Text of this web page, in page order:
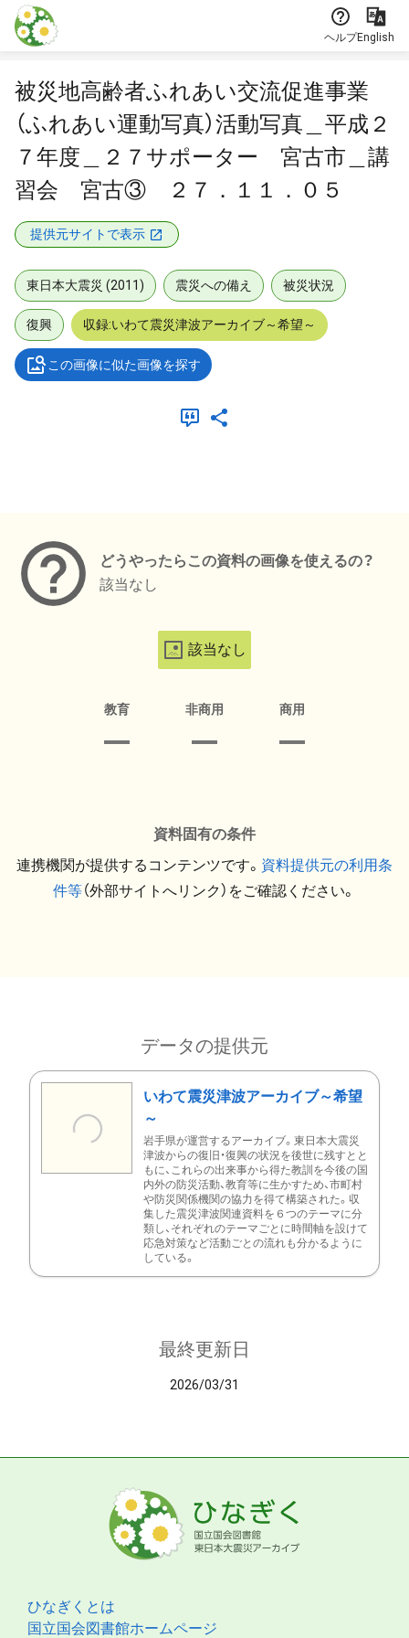
本文に飛ぶ
ヘルプEnglish
被災地高齢者ふれあい交流促進事業
（ふれあい運動写真）活動写真＿平成２
７年度＿２７サポーター 宮古市＿講
習会 宮古③ ２７．１１．０５
提供元サイトで表示
東日本大震災 (2011) 震災への備え 被災状況
復興 収録:いわて震災津波アーカイブ～希望～
この画像に似た画像を探す
どうやったらこの資料の画像を使えるの？
該当なし
該当なし
教育 非商用 商用
資料固有の条件
連携機関が提供するコンテンツです。 資料提供元の利用条
件等（外部サイトへリンク）をご確認ください。
データの提供元
いわて震災津波アーカイブ～希望
～
岩手県が運営するアーカイブ。東日本大震災
津波からの復旧・復興の状況を後世に残すとと
もに、これらの出来事から得た教訓を今後の国
内外の防災活動、教育等に生かすため、市町村
や防災関係機関の協力を得て構築された。収
集した震災津波関連資料を６つのテーマに分
類し、それぞれのテーマごとに時間軸を設けて
応急対策など活動ごとの流れも分かるように
している。
最終更新日
2026/03/31
ひなぎくとは
国立国会図書館ホームページ